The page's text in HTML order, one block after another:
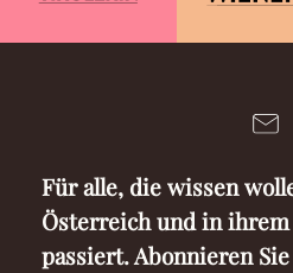
Für alle, die wissen
Österreich und in ihrem
passiert. Abonnieren